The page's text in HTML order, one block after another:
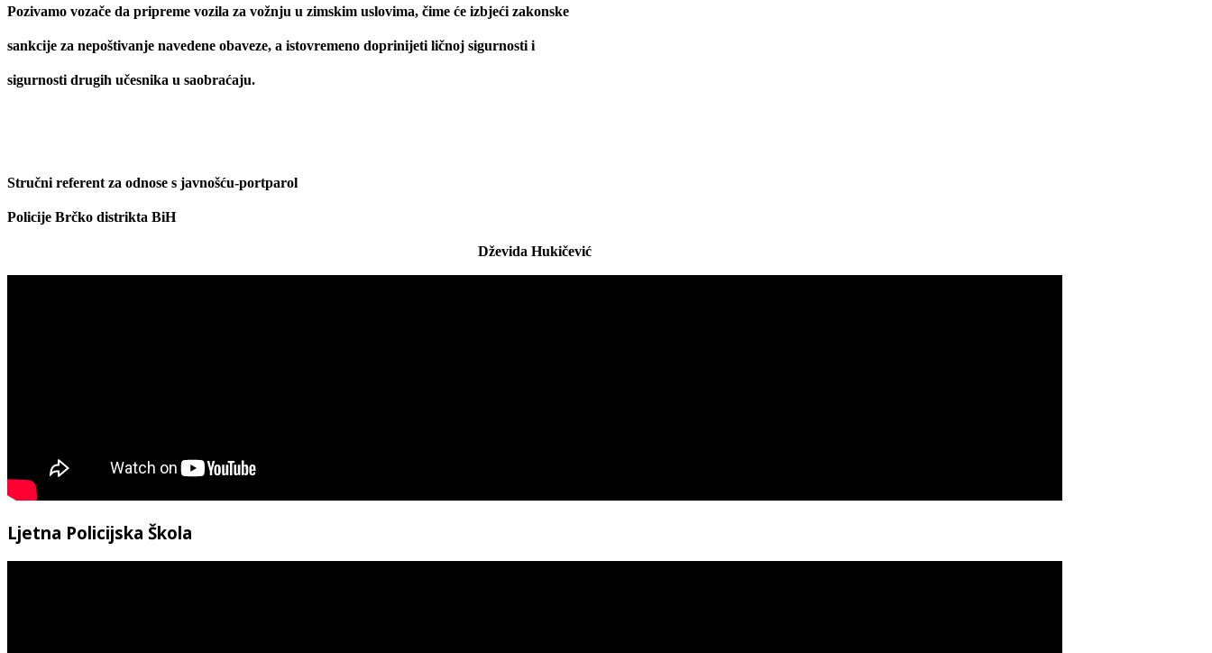
Pozivamo vozače da pripreme vozila za vožnju u zimskim uslovima, čime će izbjeći zakonske
sankcije za nepoštivanje navedene obaveze, a istovremeno doprinijeti ličnoj sigurnosti i
sigurnosti drugih učesnika u saobraćaju.
Stručni referent za odnose s javnošću-portparol
Policije Brčko distrikta BiH
Dževida Hukičević
Ljetna Policijska Škola